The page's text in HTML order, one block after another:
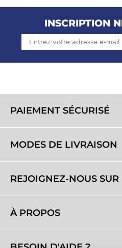
INSCRIPTION
PAIEMENT SÉCURISÉ
MODES DE LIVRAISON
REJOIGNEZ-NOUS SUR
À PROPOS